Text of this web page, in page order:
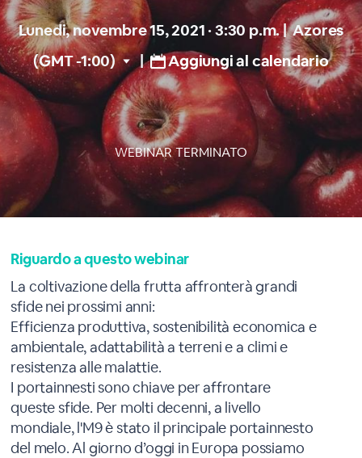
Lunedi, novembre 15, 2021 · 3:30 p.m.|Azores
(GMT -1:00)
| Aggiungi al calendario
WEBINAR TERMINATO
Riguardo a questo webinar
La coltivazione della frutta affronterà grandi
sfide nei prossimi anni:
Efficienza produttiva, sostenibilità economica e
ambientale, adattabilità a terreni e a climi e
resistenza alle malattie.
I portainnesti sono chiave per affrontare
queste sfide. Per molti decenni, a livello
mondiale, l'M9 è stato il principale portainnesto
del melo. Al giorno d’oggi in Europa possiamo